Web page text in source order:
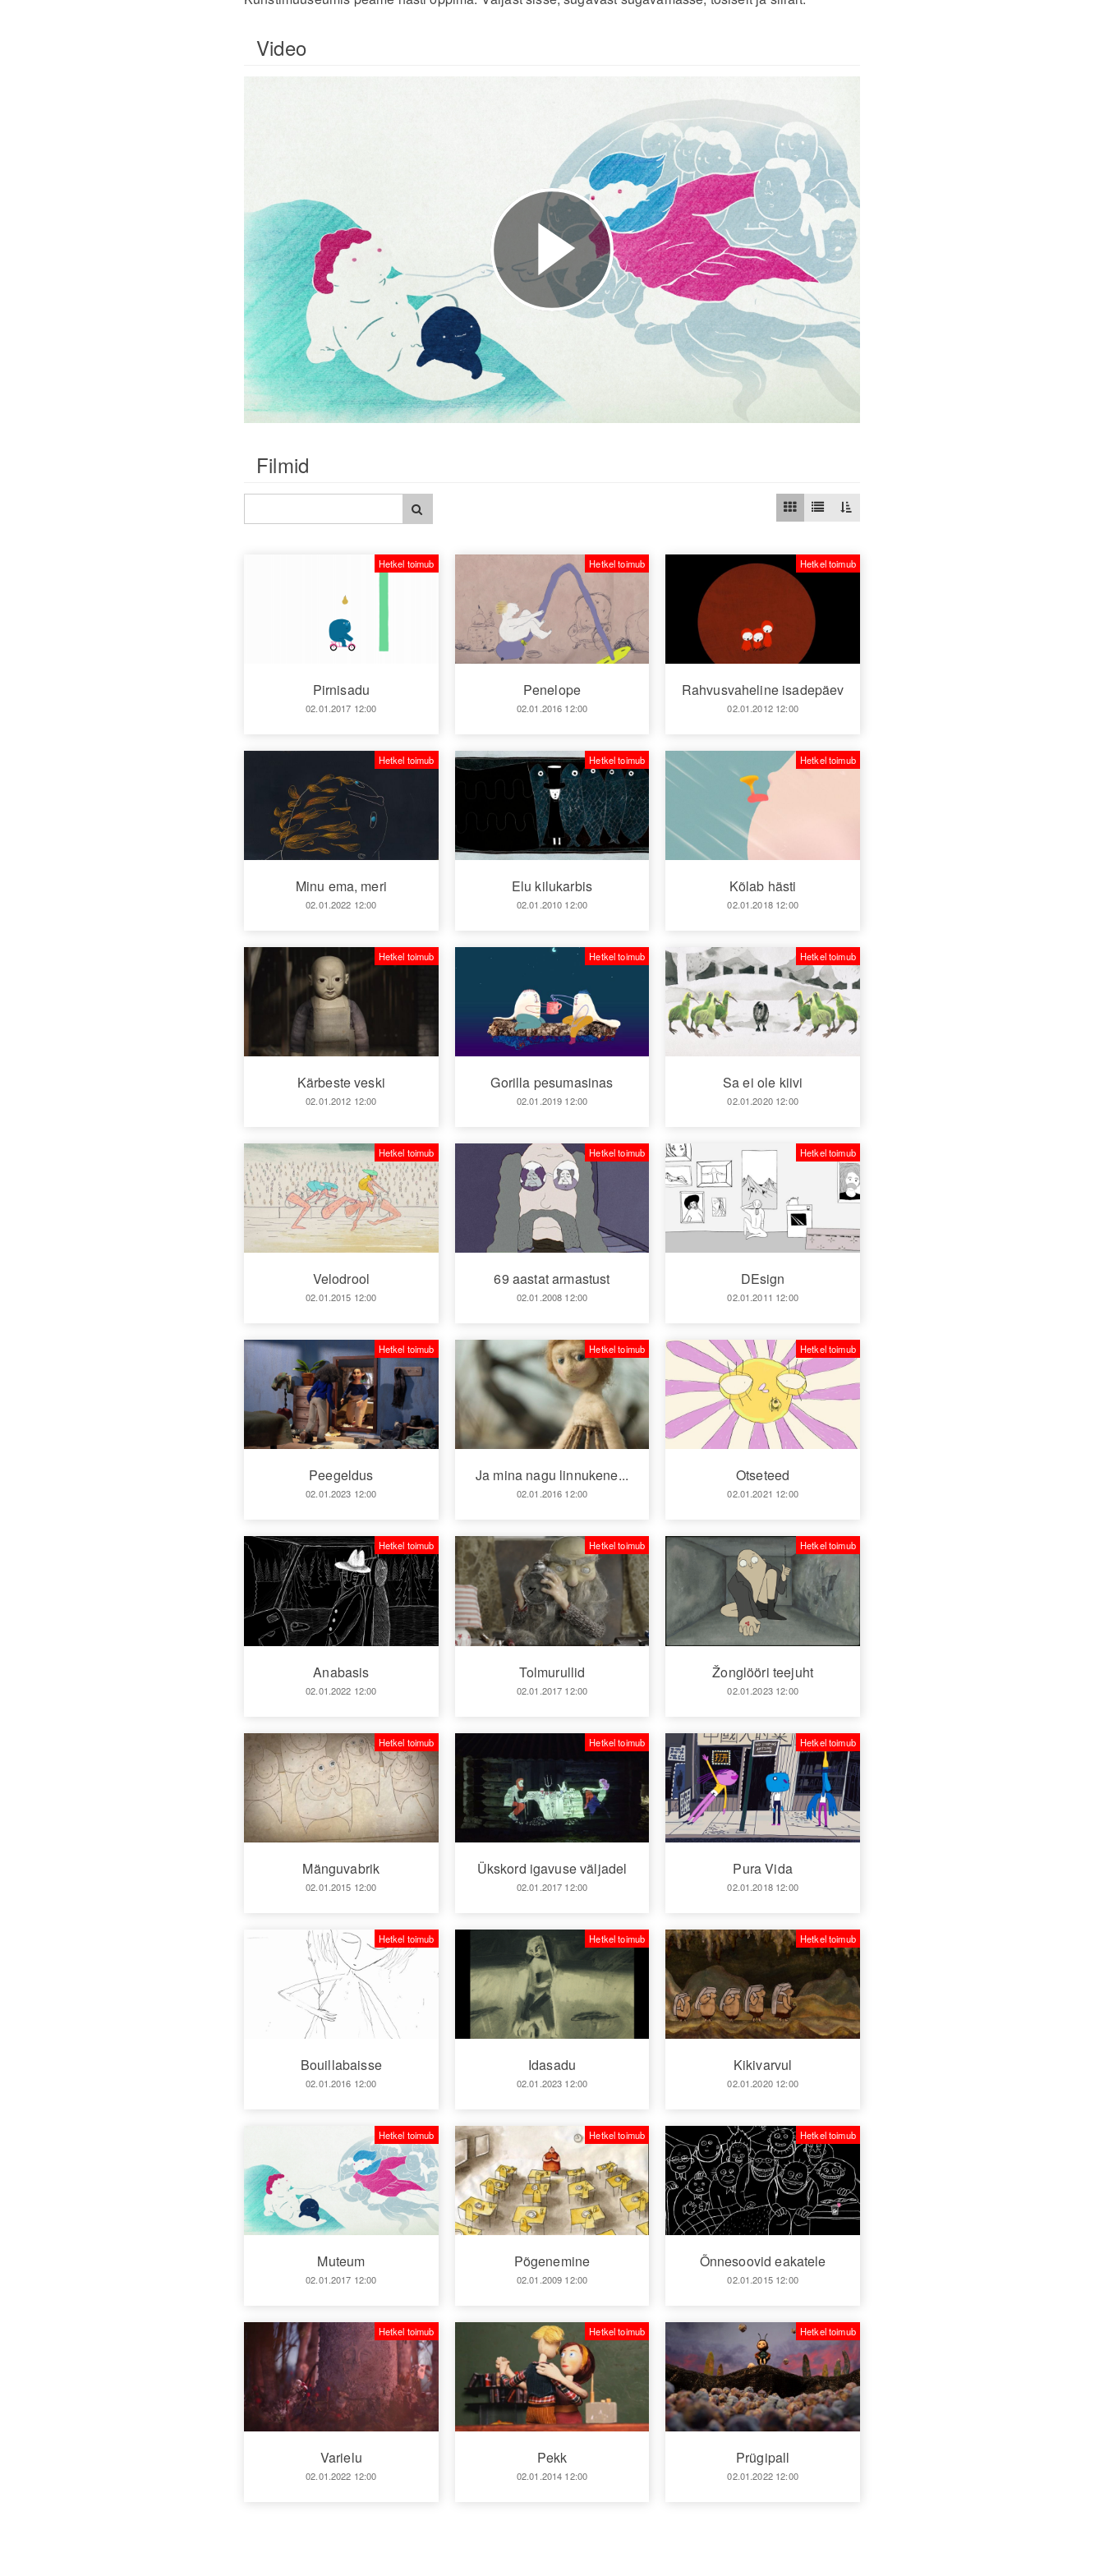
Video
Esita
video
Filmid
Pirnisadu
02.01.2017 12:00
Hetkel toimub
Penelope
02.01.2016 12:00
Hetkel toimub
Rahvusvaheline isadepäev
02.01.2012 12:00
Hetkel toimub
Minu ema, meri
02.01.2022 12:00
Hetkel toimub
Elu kilukarbis
02.01.2010 12:00
Hetkel toimub
Kõlab hästi
02.01.2018 12:00
Hetkel toimub
Kärbeste veski
02.01.2012 12:00
Hetkel toimub
Gorilla pesumasinas
02.01.2019 12:00
Hetkel toimub
Sa ei ole kiivi
02.01.2020 12:00
Hetkel toimub
Velodrool
02.01.2015 12:00
Hetkel toimub
69 aastat armastust
02.01.2008 12:00
Hetkel toimub
DEsign
02.01.2011 12:00
Hetkel toimub
Peegeldus
02.01.2023 12:00
Hetkel toimub
Ja mina nagu linnukene...
02.01.2016 12:00
Hetkel toimub
Otseteed
02.01.2021 12:00
Hetkel toimub
Anabasis
02.01.2022 12:00
Hetkel toimub
Tolmurullid
02.01.2017 12:00
Hetkel toimub
Žonglööri teejuht
02.01.2023 12:00
Hetkel toimub
Mänguvabrik
02.01.2015 12:00
Hetkel toimub
Ükskord igavuse väljadel
02.01.2017 12:00
Hetkel toimub
Pura Vida
02.01.2018 12:00
Hetkel toimub
Bouillabaisse
02.01.2016 12:00
Hetkel toimub
Idasadu
02.01.2023 12:00
Hetkel toimub
Kikivarvul
02.01.2020 12:00
Hetkel toimub
Muteum
02.01.2017 12:00
Hetkel toimub
Põgenemine
02.01.2009 12:00
Hetkel toimub
Õnnesoovid eakatele
02.01.2015 12:00
Hetkel toimub
Varielu
02.01.2022 12:00
Hetkel toimub
Pekk
02.01.2014 12:00
Hetkel toimub
Prügipall
02.01.2022 12:00
Hetkel toimub